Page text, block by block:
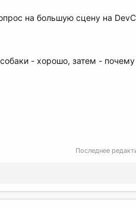
на большую сцену на
- хорошо, затем - почему
Последнее